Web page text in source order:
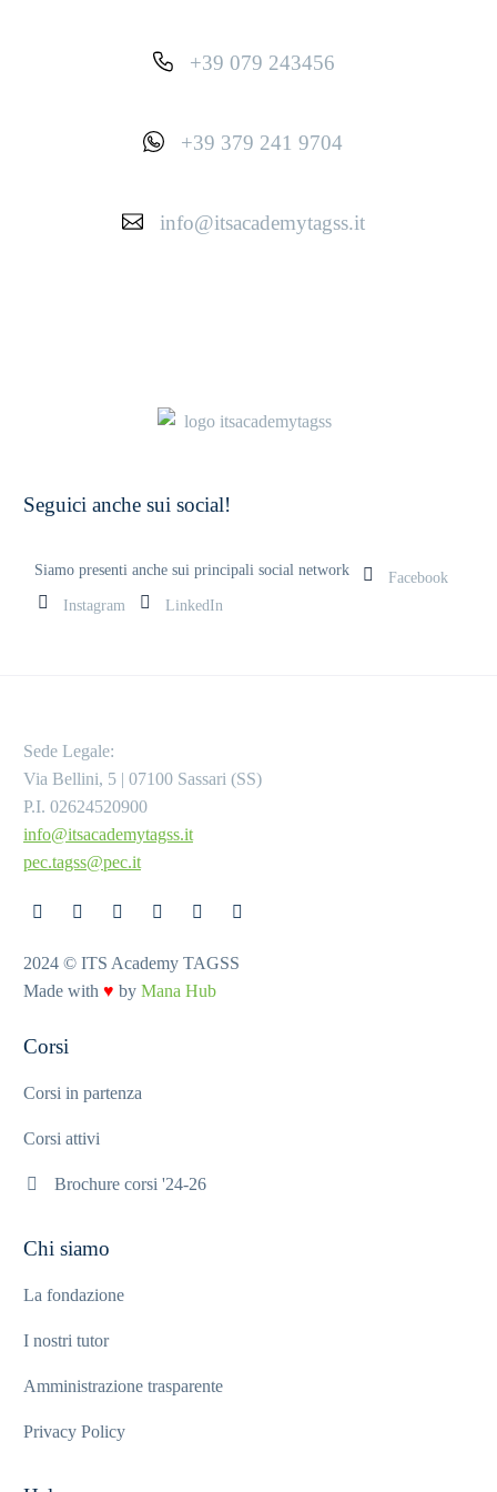
+39 079 243456
+39 379 241 9704
info@itsacademytagss.it
Seguici anche sui social!
Siamo presenti anche sui principali social network
Facebook
Instagram
LinkedIn
Sede Legale:
Via Bellini, 5 | 07100 Sassari (SS)
P.I. 02624520900
info@itsacademytagss.it
pec.tagss@pec.it
2024 © ITS Academy TAGSS
Made with ♥ by Mana Hub
Corsi
Corsi in partenza
Corsi attivi
Brochure corsi '24-26
Chi siamo
La fondazione
I nostri tutor
Amministrazione trasparente
Privacy Policy